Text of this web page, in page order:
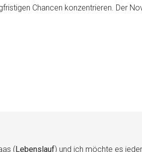
Chancen konzentrieren. Der
(Lebenslauf) und ich möchte es